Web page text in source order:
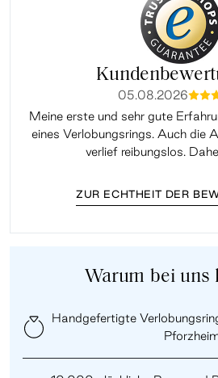
05.08.2026
Meine erste und sehr gute
eines Verlobungsrings. Auch die
verlief reibungslos.
ZUR ECHTHEIT DER
Warum bei uns
Handgefertigte